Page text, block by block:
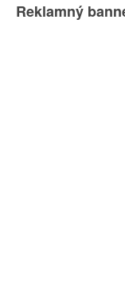
Reklamný